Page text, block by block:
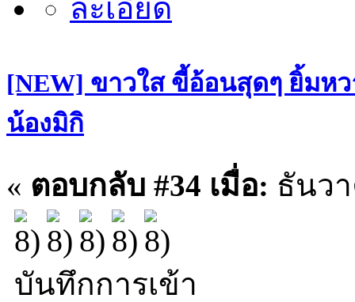
[NEW] ขาวใส ขี้อ้อนสุดๆ ยิ้มห
น้องมิกิ
« ตอบกลับ #34 เมื่อ: ธันวา
บันทึกการเข้า